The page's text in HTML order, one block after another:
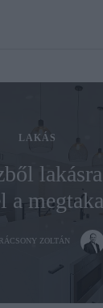
LAKÁS
a
ZOLTÁN